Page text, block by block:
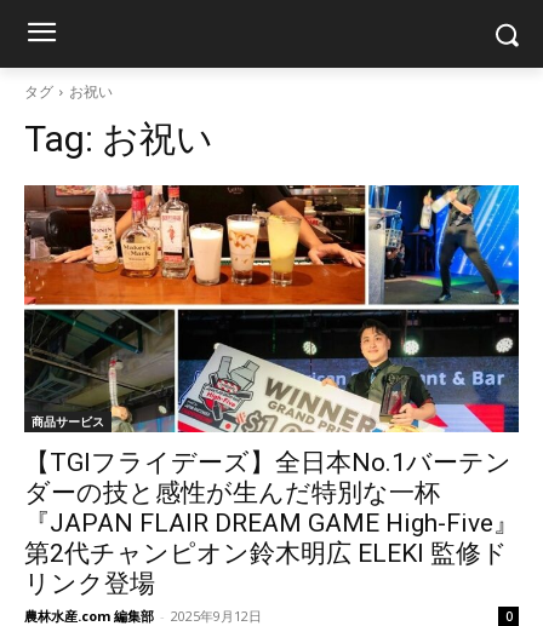
タグ お祝い
Tag: お祝い
商品サービス
【TGIフライデーズ】全日本No.1バーテン
ダーの技と感性が生んだ特別な一杯
『JAPAN FLAIR DREAM GAME High-Five』
第2代チャンピオン鈴木明広 ELEKI 監修ド
リンク登場
農林水産.com 編集部 - 2025年9月12日 0